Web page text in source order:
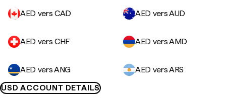
AED vers CAD AED vers AUD
AED vers CHF AED vers AMD
AED vers ANG
AED vers ARS
USD ACCOUNT DETAILS